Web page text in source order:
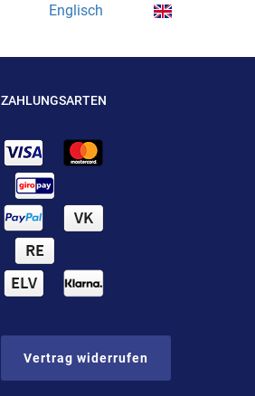
Englisch
ZAHLUNGSARTEN
Vertrag widerrufen